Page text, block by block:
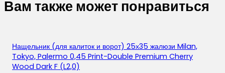
Вам также может понравиться
Нащельник (для калиток и ворот) 25х35 жалюзи Milan,
Tokyo, Palermo 0,45 Print-Double Premium Cherry
Wood Dark F (L2,0)